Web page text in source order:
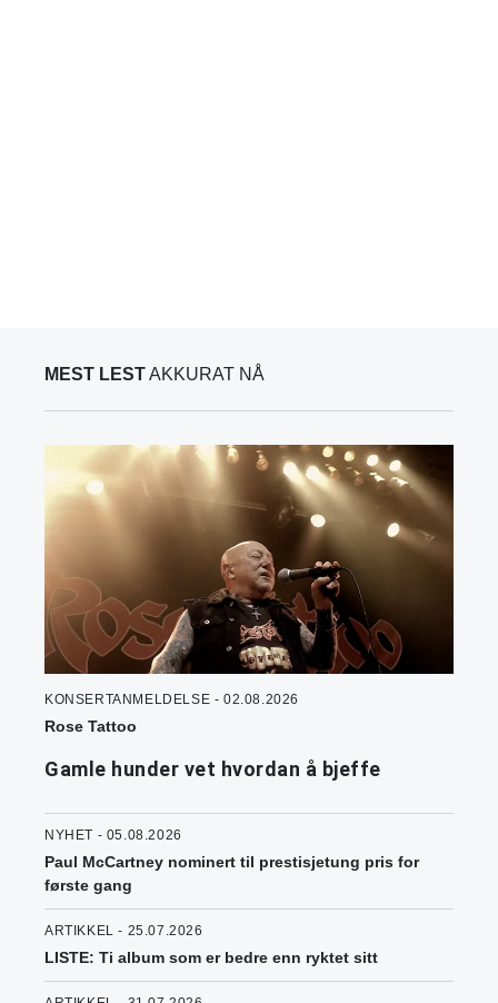
MEST LESTAKKURAT NÅ
KONSERTANMELDELSE - 02.08.2026
Rose Tattoo
Gamle hunder vet hvordan å bjeffe
NYHET - 05.08.2026
Paul McCartney nominert til prestisjetung pris for
første gang
ARTIKKEL - 25.07.2026
LISTE: Ti album som er bedre enn ryktet sitt